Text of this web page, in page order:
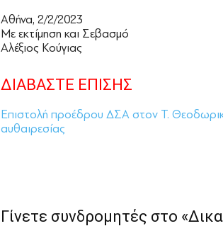
Αθήνα, 2/2/2023
Με εκτίμηση και Σεβασμό
Αλέξιος Κούγιας
ΔΙΑΒΑΣΤΕ ΕΠΙΣΗΣ
Επιστολή προέδρου ΔΣΑ στον Τ.
αυθαιρεσίας
Γίνετε συνδρομητές στο